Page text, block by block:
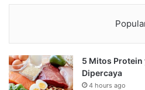
5 Mitos Protein
Dipercaya
4 hours ago